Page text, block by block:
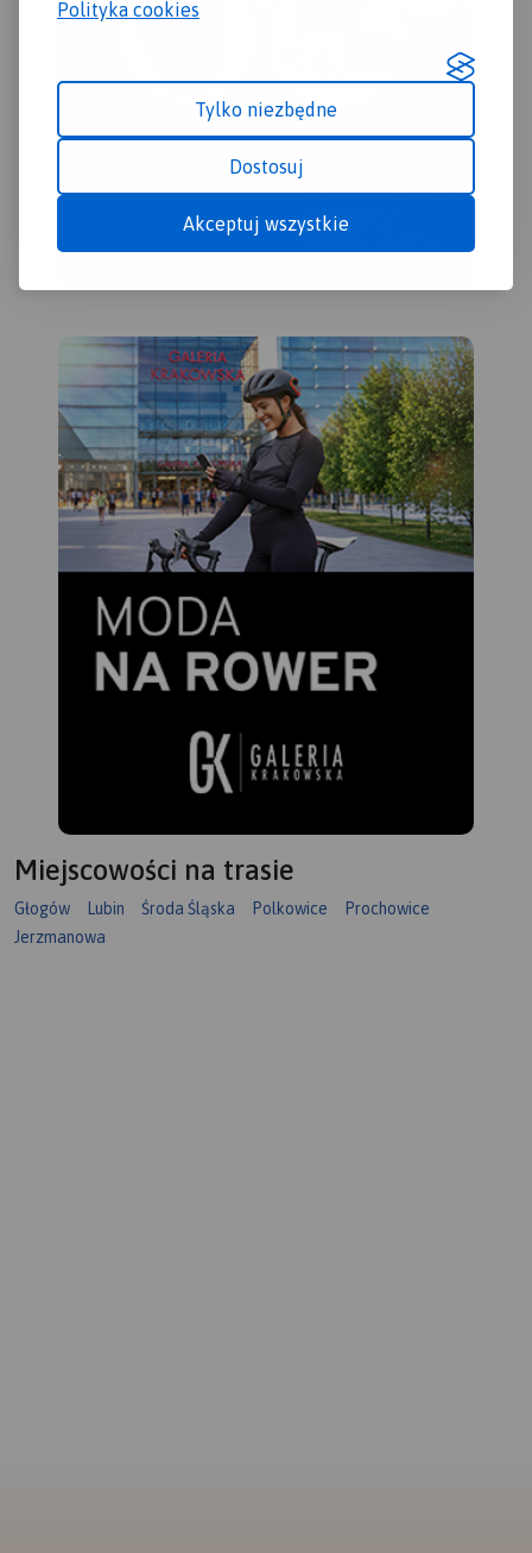
Polityka cookies
Tylko niezbędne
Dostosuj
Akceptuj wszystkie
rowerowych, kajakowych,
odwiedzenia zaznaczono
terenu pokazano przy
pomocy warstwic z cięciem
co 5 m.
zawiera długości szlaków
pieszych i rowerowych,
nazwy ulic, rodzaje
nawierzchni dróg, zabytki.
Tak dokładnej mapy
Miejscowości na trasie
Głogów Lubin Środa Śląska Polkowice
Prochowice
Jerzmanowa